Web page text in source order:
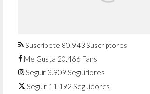
agosto
Suscríbete 80.943 Suscriptores
Me Gusta 20.466 Fans
Seguir 3.909 Seguidores
Seguir 11.192 Seguidores